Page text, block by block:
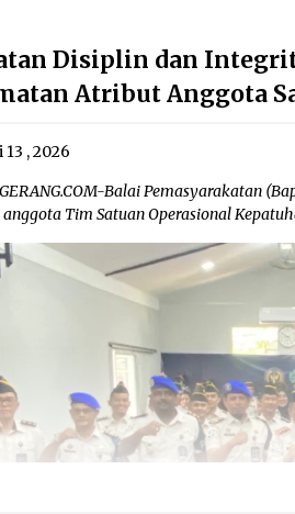
Disiplin dan
Atribut Anggota
, 2026
Balai Pemasyarakatan
Tim Satuan Operasional